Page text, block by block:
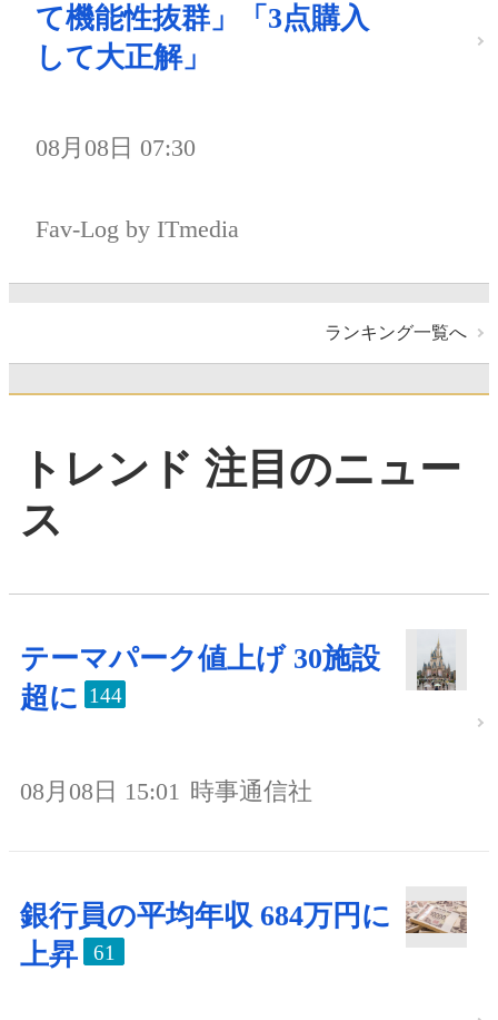
て機能性抜群」「3点購入
して大正解」
08月08日 07:30
Fav-Log by ITmedia
ランキング一覧へ
トレンド 注目のニュー
ス
テーマパーク値上げ 30施設
超に 144
08月08日 15:01 時事通信社
銀行員の平均年収 684万円に
上昇
61